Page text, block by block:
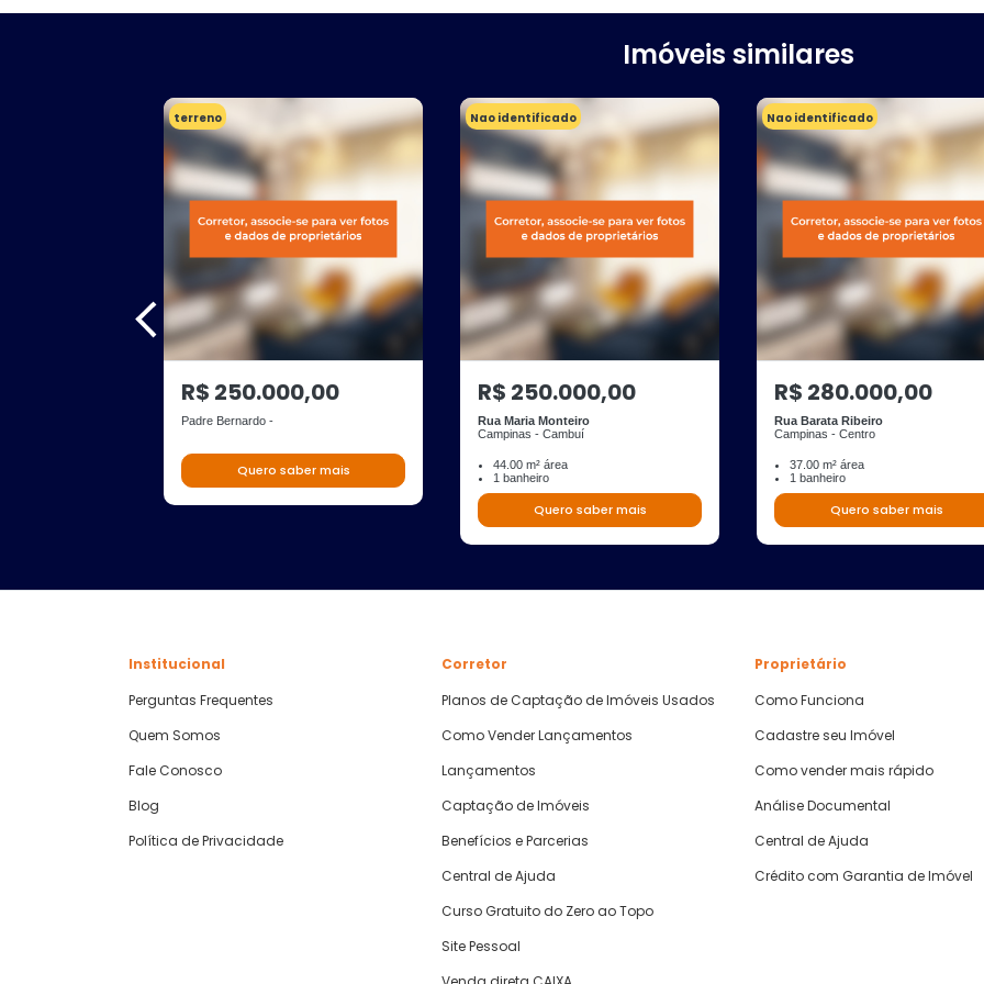
Imóveis similares
terreno
R$ 250.000,00
Padre Bernardo -
Quero saber mais
Nao identificado
R$ 250.000,00
Rua Maria Monteiro
Campinas - Cambuí
44.00 m² área
1 banheiro
Quero saber mais
Nao identificado
R$ 280.000,00
Rua Barata Ribeiro
Campinas - Centro
37.00 m² área
1 banheiro
Quero saber mais
Institucional
Perguntas Frequentes
Quem Somos
Fale Conosco
Blog
Política de Privacidade
Corretor
Planos de Captação de Imóveis Usados
Como Vender Lançamentos
Lançamentos
Captação de Imóveis
Benefícios e Parcerias
Central de Ajuda
Curso Gratuito do Zero ao Topo
Site Pessoal
Proprietário
Como Funciona
Cadastre seu Imóvel
Como vender mais rápido
Análise Documental
Central de Ajuda
Crédito com Garantia de Imóvel